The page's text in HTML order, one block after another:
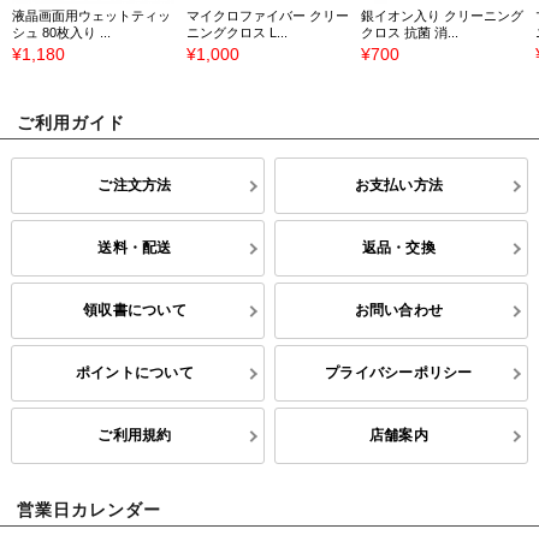
液晶画面用ウェットティッ
シュ 80枚入り ...
¥1,180
マイクロファイバー クリー
ニングクロス L...
¥1,000
銀イオン入り クリーニング
クロス 抗菌 消...
¥700
ご利用ガイド
ご注文方法 お支払い方法
送料・配送 返品・交換
領収書について お問い合わせ
ポイントについて プライバシーポリシー
ご利用規約 店舗案内
営業日カレンダー